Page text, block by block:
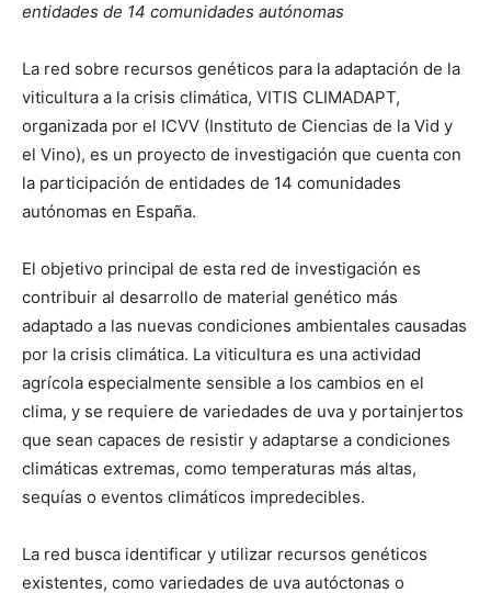
entidades de 14 comunidades autónomas
La red sobre recursos genéticos para la adaptación de la
viticultura a la crisis climática, VITIS CLIMADAPT,
organizada por el ICVV (Instituto de Ciencias de la Vid y
el Vino), es un proyecto de investigación que cuenta con
la participación de entidades de 14 comunidades
autónomas en España.
El objetivo principal de esta red de investigación es
contribuir al desarrollo de material genético más
adaptado a las nuevas condiciones ambientales causadas
por la crisis climática. La viticultura es una actividad
agrícola especialmente sensible a los cambios en el
clima, y se requiere de variedades de uva y portainjertos
que sean capaces de resistir y adaptarse a condiciones
climáticas extremas, como temperaturas más altas,
sequías o eventos climáticos impredecibles.
La red busca identificar y utilizar recursos genéticos
existentes, como variedades de uva autóctonas o